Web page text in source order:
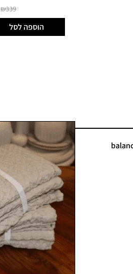
₪339
הוספה לסל